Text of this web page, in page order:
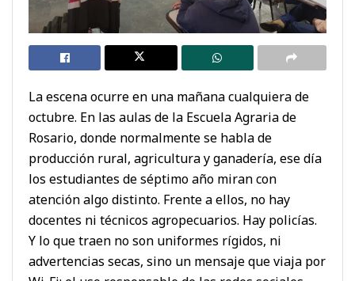
La escena ocurre en una mañana cualquiera de
octubre. En las aulas de la Escuela Agraria de
Rosario, donde normalmente se habla de
producción rural, agricultura y ganadería, ese día
los estudiantes de séptimo año miran con
atención algo distinto. Frente a ellos, no hay
docentes ni técnicos agropecuarios. Hay policías.
Y lo que traen no son uniformes rígidos, ni
advertencias secas, sino un mensaje que viaja por